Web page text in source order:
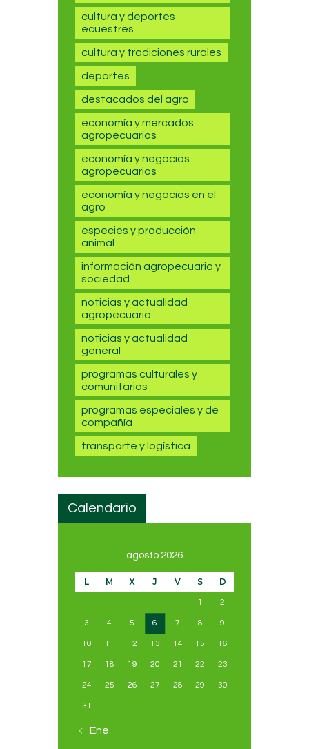
cultura y deportes
ecuestres
cultura y tradiciones rurales
deportes
destacados del agro
economía y mercados
agropecuarios
economía y negocios
agropecuarios
economía y negocios en el
agro
especies y producción
animal
información agropecuaria y
sociedad
noticias y actualidad
agropecuaria
noticias y actualidad
general
programas culturales y
comunitarios
programas especiales y de
compañía
transporte y logística
Calendario
agosto 2026
L M X J V S D
1 2
3 4 5 6 7 8 9
10 11 12 13 14 15 16
17 18 19 20 21 22 23
24 25 26 27 28 29 30
31
« Ene